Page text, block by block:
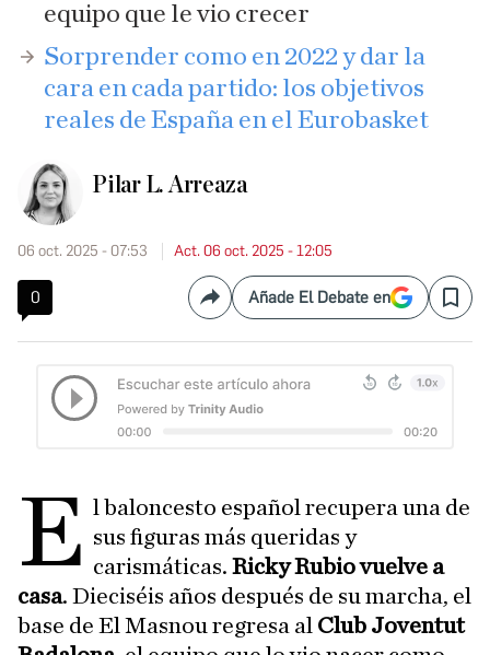
equipo que le vio crecer
Sorprender como en 2022 y dar la
cara en cada partido: los objetivos
reales de España en el Eurobasket
Pilar L. Arreaza
06 oct. 2025 - 07:53 Act. 06 oct. 2025 - 12:05
0 CompartirAñade El Debate en Save
E l baloncesto español recupera una de
sus figuras más queridas y
carismáticas.Ricky Rubio vuelve a
casa. Dieciséis años después de su marcha, el
base de El Masnou regresa al Club Joventut